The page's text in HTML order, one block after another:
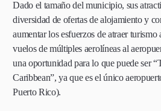
Dado el tamaño del municipio, sus
diversidad de ofertas de alojamiento y
aumentar los esfuerzos de atraer turismo
vuelos de múltiples aerolíneas al
una oportunidad para lo que puede ser
Caribbean”, ya que es el único
Puerto Rico).